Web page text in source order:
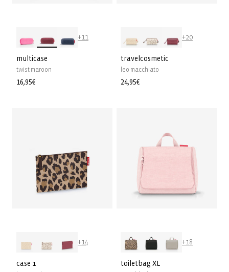
+11
multicase
twist maroon
Prix
16,95€
+20
travelcosmetic
leo macchiato
Prix
24,95€
+14
case 1
+18
toiletbag XL